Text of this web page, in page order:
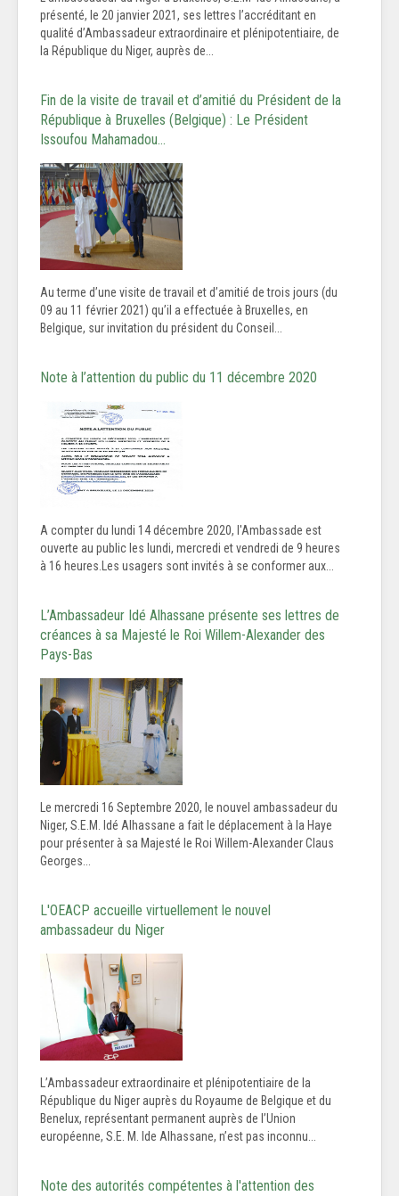
présenté, le 20 janvier 2021, ses lettres l’accréditant en
qualité d’Ambassadeur extraordinaire et plénipotentiaire, de
la République du Niger, auprès de...
Fin de la visite de travail et d’amitié du Président de la
République à Bruxelles (Belgique) : Le Président
Issoufou Mahamadou…
Au terme d’une visite de travail et d’amitié de trois jours (du
09 au 11 février 2021) qu’il a effectuée à Bruxelles, en
Belgique, sur invitation du président du Conseil...
Note à l’attention du public du 11 décembre 2020
A compter du lundi 14 décembre 2020, l'Ambassade est
ouverte au public les lundi, mercredi et vendredi de 9 heures
à 16 heures.Les usagers sont invités à se conformer aux...
L’Ambassadeur Idé Alhassane présente ses lettres de
créances à sa Majesté le Roi Willem-Alexander des
Pays-Bas
Le mercredi 16 Septembre 2020, le nouvel ambassadeur du
Niger, S.E.M. Idé Alhassane a fait le déplacement à la Haye
pour présenter à sa Majesté le Roi Willem-Alexander Claus
Georges...
L'OEACP accueille virtuellement le nouvel
ambassadeur du Niger
L’Ambassadeur extraordinaire et plénipotentiaire de la
République du Niger auprès du Royaume de Belgique et du
Benelux, représentant permanent auprès de l’Union
européenne, S.E. M. Ide Alhassane, n’est pas inconnu...
Note des autorités compétentes à l'attention des